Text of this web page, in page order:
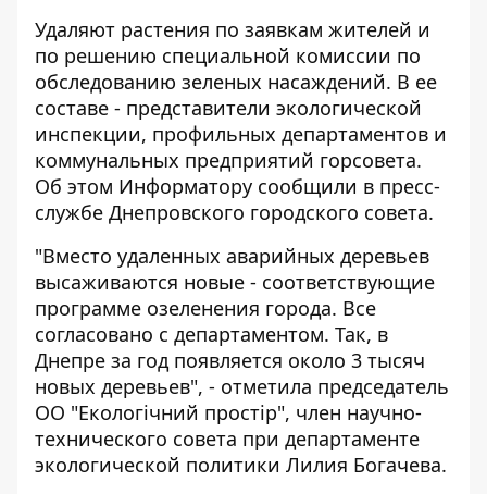
Удаляют растения по заявкам жителей и
по решению специальной комиссии по
обследованию зеленых насаждений. В ее
составе - представители экологической
инспекции, профильных департаментов и
коммунальных предприятий горсовета.
Об этом Информатору сообщили в пресс-
службе Днепровского городского совета.
"Вместо удаленных аварийных деревьев
высаживаются новые - соответствующие
программе озеленения города. Все
согласовано с департаментом. Так, в
Днепре за год появляется около 3 тысяч
новых деревьев", - отметила председатель
ОО "Екологічний простір", член научно-
технического совета при департаменте
экологической политики Лилия Богачева.